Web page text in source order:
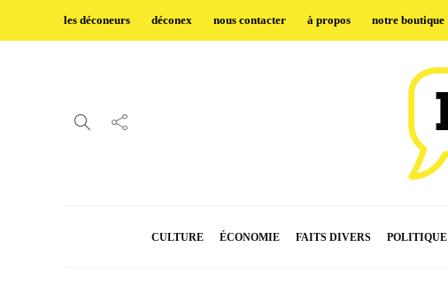
les déconeurs déconex nous contacter à propos notre boutique
CULTURE ÉCONOMIE FAITS DIVERS POLITIQUE